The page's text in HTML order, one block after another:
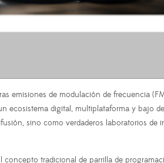
emisiones de modulación de frecuencia
ecosistema digital, multiplataforma y bajo
sino como verdaderos laboratorios de
tradicional de parrilla de